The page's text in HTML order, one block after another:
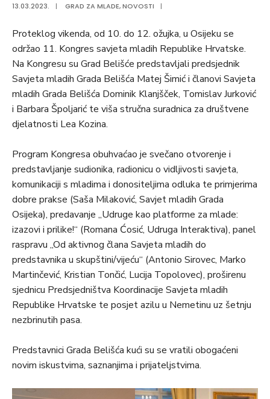
13.03.2023. | GRAD ZA MLADE,NOVOSTI |
Proteklog vikenda, od 10. do 12. ožujka, u Osijeku se
održao 11. Kongres savjeta mladih Republike Hrvatske.
Na Kongresu su Grad Belišće predstavljali predsjednik
Savjeta mladih Grada Belišća Matej Šimić i članovi Savjeta
mladih Grada Belišća Dominik Klanjšček, Tomislav Jurković
i Barbara Špoljarić te viša stručna suradnica za društvene
djelatnosti Lea Kozina.
Program Kongresa obuhvaćao je svečano otvorenje i
predstavljanje sudionika, radionicu o vidljivosti savjeta,
komunikaciji s mladima i donositeljima odluka te primjerima
dobre prakse (Saša Milaković, Savjet mladih Grada
Osijeka), predavanje „Udruge kao platforme za mlade:
izazovi i prilike!“ (Romana Ćosić, Udruga Interaktiva), panel
raspravu „Od aktivnog člana Savjeta mladih do
predstavnika u skupštini/vijeću“ (Antonio Sirovec, Marko
Martinčević, Kristian Tončić, Lucija Topolovec), proširenu
sjednicu Predsjedništva Koordinacije Savjeta mladih
Republike Hrvatske te posjet azilu u Nemetinu uz šetnju
nezbrinutih pasa.
Predstavnici Grada Belišća kući su se vratili obogaćeni
novim iskustvima, saznanjima i prijateljstvima.